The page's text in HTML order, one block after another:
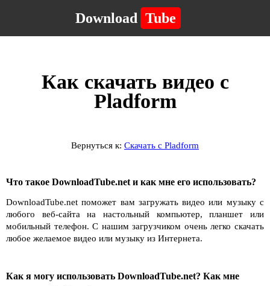
Download Tube
Как скачать видео с
Pladform
Вернуться к: Скачать с Pladform
Что такое DownloadTube.net и как мне его использовать?
DownloadTube.net поможет вам загружать видео или музыку с
любого веб-сайта на настольный компьютер, планшет или
мобильный телефон. С нашим загрузчиком очень легко скачать
любое желаемое видео или музыку из Интернета.
Как я могу использовать DownloadTube.net? Как мне